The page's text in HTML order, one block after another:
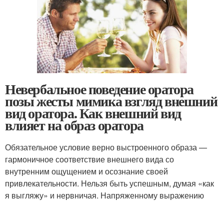
Невербальное поведение оратора
позы жесты мимика взгляд внешний
вид оратора. Как внешний вид
влияет на образ оратора
Обязательное условие верно выстроенного образа —
гармоничное соответствие внешнего вида со
внутренним ощущением и осознание своей
привлекательности. Нельзя быть успешным, думая «как
я выгляжу» и нервничая. Напряженному выражению